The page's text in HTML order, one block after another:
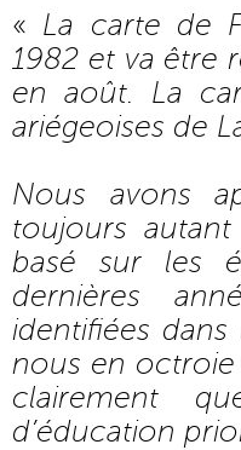
« La carte de
1982 et va être
en août. La
ariégeoises de
Nous avons
toujours
basé sur les
dernières
identifiées
nous en octroie
clairement
d’éducation